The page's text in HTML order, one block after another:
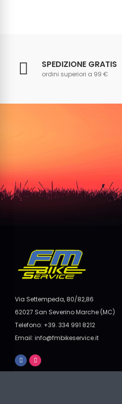
SPEDIZIONE GRATIS
ordini superiori a 99 €
Via Settempeda, 80/82,86
62027 San Severino Marche (MC)
Telefono: +39. 334 991 8212
Email: info@fmbikeservice.it
© Copyright 2024. All Rights